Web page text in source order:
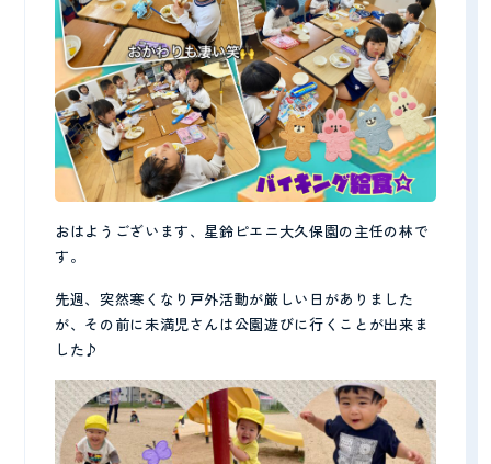
CONTACT
見学予約・お問い合わせ
おはようございます、星鈴ピエニ大久保園の主任の林で
す。
先週、突然寒くなり戸外活動が厳しい日がありました
が、その前に未満児さんは公園遊びに行くことが出来ま
した♪